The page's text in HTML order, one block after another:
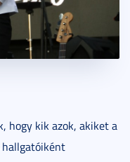
hogy kik azok, akiket a
hallgatóiként